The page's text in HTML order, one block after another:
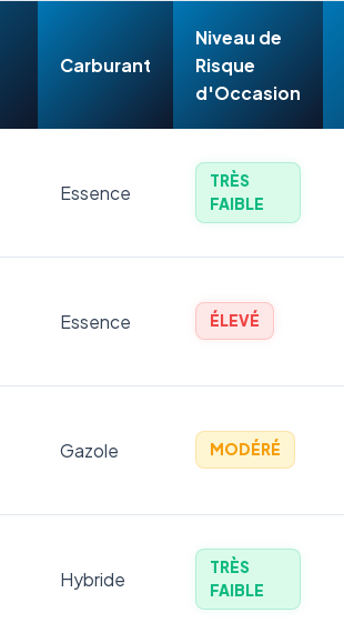
Carburant
Niveau de
Risque
d'Occasion
Essence
TRÈS
FAIBLE
Essence ÉLEVÉ
Gazole MODÉRÉ
Hybride
TRÈS
FAIBLE